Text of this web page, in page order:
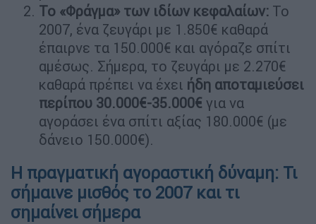
Το «Φράγμα» των ιδίων κεφαλαίων: Το
2007, ένα ζευγάρι με 1.850€ καθαρά
έπαιρνε τα 150.000€ και αγόραζε σπίτι
αμέσως. Σήμερα, το ζευγάρι με 2.270€
καθαρά πρέπει να έχει ήδη αποταμιεύσει
περίπου 30.000€-35.000€ για να
αγοράσει ένα σπίτι αξίας 180.000€ (με
δάνειο 150.000€).
Η πραγματική αγοραστική δύναμη: Τι
σήμαινε μισθός το 2007 και τι
σημαίνει σήμερα